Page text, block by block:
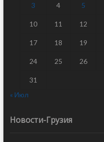
3 4 5
10 11 12
17 18 19
24 25 26
31
« Июл
Новости-Грузия